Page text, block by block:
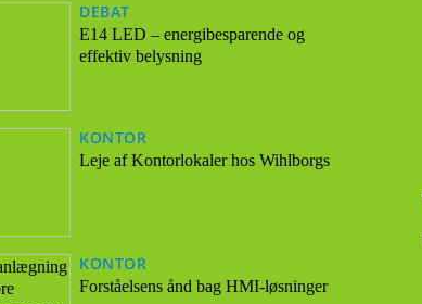
DEBAT
E14 LED – energibesparende og
effektiv belysning
KONTOR
Leje af Kontorlokaler hos Wihlborgs
KONTOR
Forståelsens ånd bag HMI-løsninger